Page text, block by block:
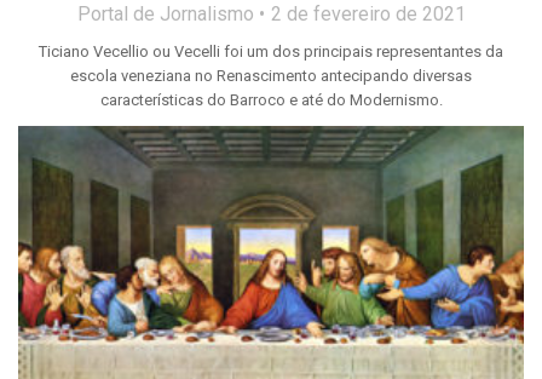
Portal de Jornalismo 2 de fevereiro de 2021
Ticiano Vecellio ou Vecelli foi um dos principais representantes da
escola veneziana no Renascimento antecipando diversas
características do Barroco e até do Modernismo.